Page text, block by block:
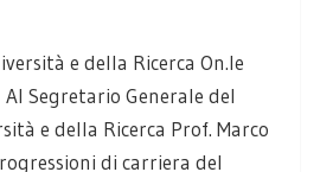
e della Ricerca On.le
Segretario Generale del
e della Ricerca Prof. Marco
di carriera del